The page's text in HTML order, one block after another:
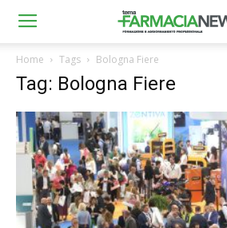
Home Tags Bologna Fiere
Tag: Bologna Fiere